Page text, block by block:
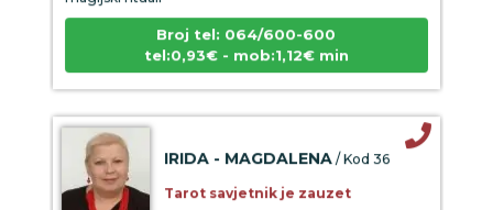
Broj tel: 064/600-600
tel:0,93€ - mob:1,12€ min
IRIDA - MAGDALENA / Kod 36
Tarot savjetnik je zauzet